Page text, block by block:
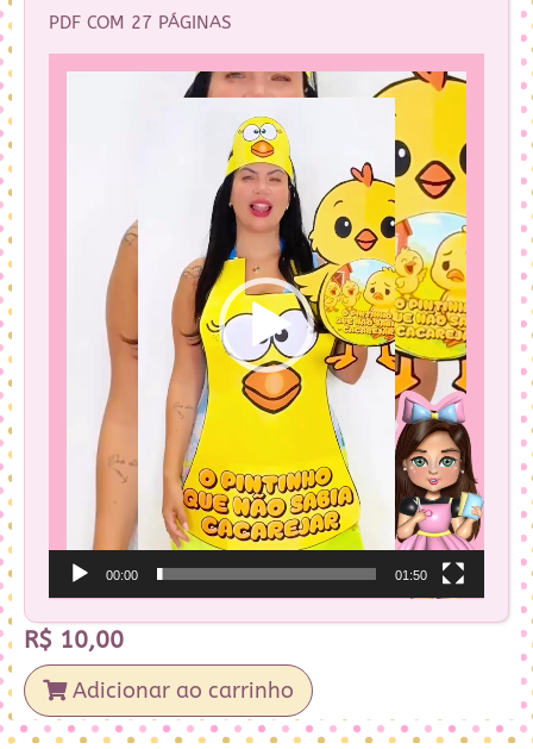
PDF COM 27 PÁGINAS
00:00 01:50
R$ 10,00
Adicionar ao carrinho